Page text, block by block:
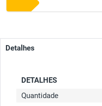
Detalhes
DETALHES
Quantidade